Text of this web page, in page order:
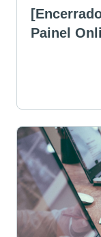
Painel